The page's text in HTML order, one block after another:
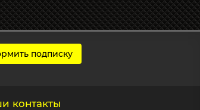
подписку
контакты